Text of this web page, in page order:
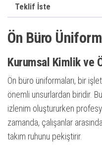
Teklif İste
Ön Büro
Kurumsal Kimlik ve
Ön büro üniformaları, bir
önemli unsurlardan biridir.
izlenim oluştururken
zamanda, çalışanlar
takım ruhunu pekiştirir.